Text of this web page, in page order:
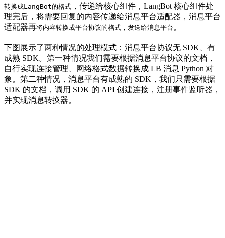
转换成LangBot的格式 ，传递给核心组件，LangBot 核心组件处
理完后，将需要回复的内容传递给消息平台适配器，消息平台
适配器再将内容转换成平台协议的格式，发送给消息平台 。
下图展示了两种情况的处理模式：消息平台协议无 SDK、有
成熟 SDK。第一种情况我们需要根据消息平台协议的文档，
自行实现连接管理、网络格式数据转换成 LB 消息 Python 对
象。第二种情况，消息平台有成熟的 SDK，我们只需要根据
SDK 的文档，调用 SDK 的 API 创建连接，注册事件监听器，
并实现消息转换器。